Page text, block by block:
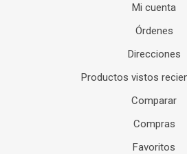
Mi cuenta
Órdenes
Direcciones
Productos vistos
Comparar
Compras
Favoritos